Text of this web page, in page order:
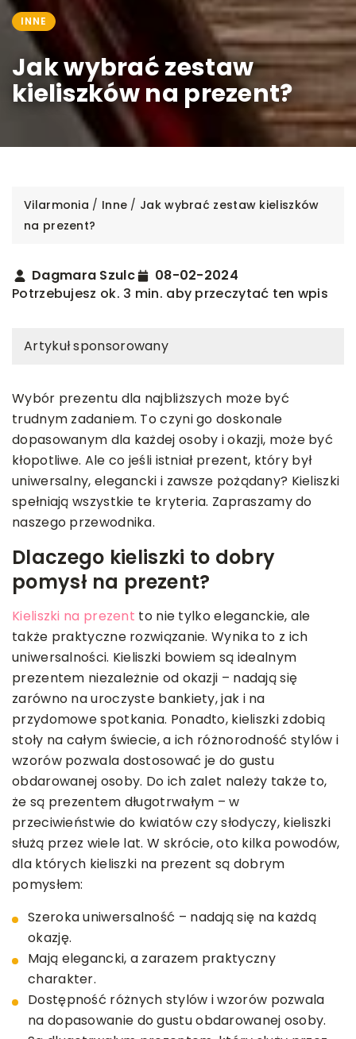
INNE
Jak wybrać zestaw
kieliszków na prezent?
Vilarmonia / Inne / Jak wybrać zestaw kieliszków
na prezent?
Dagmara Szulc
08-02-2024
Potrzebujesz ok. 3 min. aby przeczytać ten wpis
Artykuł sponsorowany
Wybór prezentu dla najbliższych może być
trudnym zadaniem. To czyni go doskonale
dopasowanym dla każdej osoby i okazji, może być
kłopotliwe. Ale co jeśli istniał prezent, który był
uniwersalny, elegancki i zawsze pożądany? Kieliszki
spełniają wszystkie te kryteria. Zapraszamy do
naszego przewodnika.
Dlaczego kieliszki to dobry
pomysł na prezent?
Kieliszki na prezent to nie tylko eleganckie, ale
także praktyczne rozwiązanie. Wynika to z ich
uniwersalności. Kieliszki bowiem są idealnym
prezentem niezależnie od okazji – nadają się
zarówno na uroczyste bankiety, jak i na
przydomowe spotkania. Ponadto, kieliszki zdobią
stoły na całym świecie, a ich różnorodność stylów i
wzorów pozwala dostosować je do gustu
obdarowanej osoby. Do ich zalet należy także to,
że są prezentem długotrwałym – w
przeciwieństwie do kwiatów czy słodyczy, kieliszki
służą przez wiele lat. W skrócie, oto kilka powodów,
dla których kieliszki na prezent są dobrym
pomysłem:
Szeroka uniwersalność – nadają się na każdą
okazję.
Mają elegancki, a zarazem praktyczny
charakter.
Dostępność różnych stylów i wzorów pozwala
na dopasowanie do gustu obdarowanej osoby.